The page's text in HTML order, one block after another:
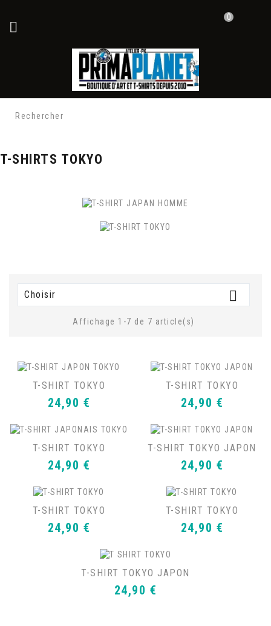

0
T-SHIRTS TOKYO
Choisir 
Affichage 1-7 de 7 article(s)
T-SHIRT TOKYO
Prix
24,90 €
T-SHIRT TOKYO
Prix
24,90 €
T-SHIRT TOKYO
Prix
24,90 €
T-SHIRT TOKYO JAPON
Prix
24,90 €
T-SHIRT TOKYO
Prix
24,90 €
T-SHIRT TOKYO
Prix
24,90 €
T-SHIRT TOKYO JAPON
Prix
24,90 €